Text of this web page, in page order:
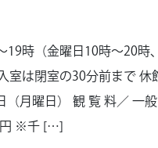
19時（金曜日10時～20時
室は閉室の30分前まで 休
（月曜日） 観 覧 料／ 一
※千 […]